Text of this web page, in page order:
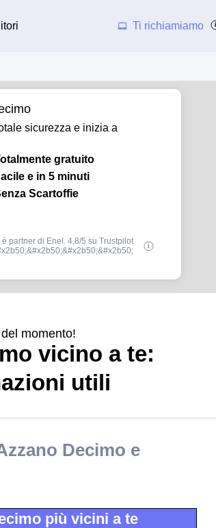
Ti richiamiamo
sicurezza e inizia a
gratuito
e in 5 minuti
Scartoffie
partner di Enel. 4,8/5 su Trustpilot
momento!
vicino a te:
utili
Decimo e
più vicini a te